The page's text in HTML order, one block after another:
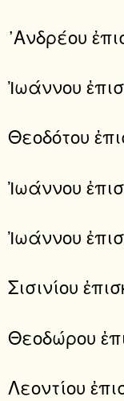
᾿Ανδρέου
Ἰωάννου
Θεοδότου
Ἰωάννου
Ἰωάννου
Σισινίου
Θεοδώρου
Λεοντίου